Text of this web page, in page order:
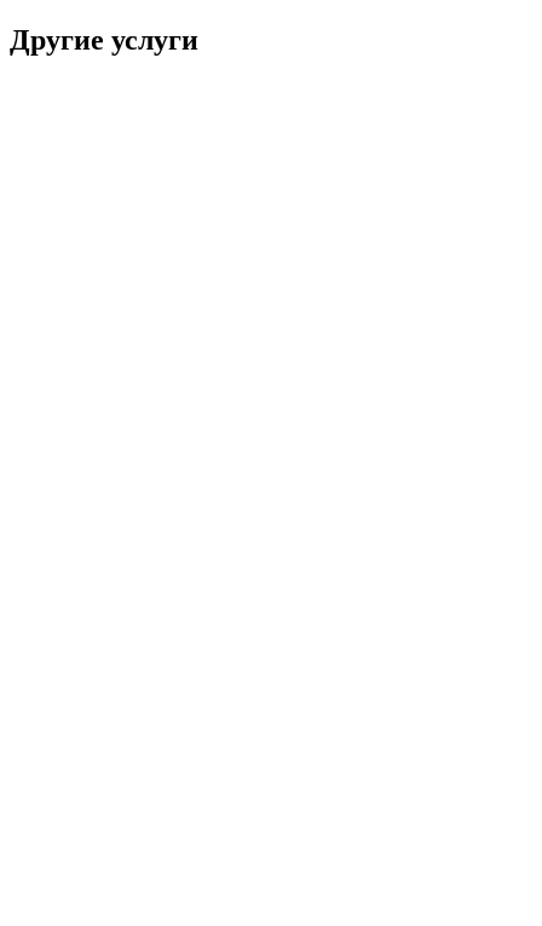
Другие услуги